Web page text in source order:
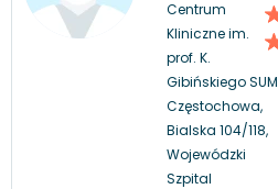
Centrum
Kliniczne im.
prof. K.
Gibińskiego SUM
Częstochowa,
Bialska 104/118,
Wojewódzki
Szpital